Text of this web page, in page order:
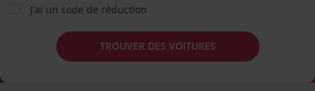
J’ai un code de réduction
TROUVER DES VOITURES